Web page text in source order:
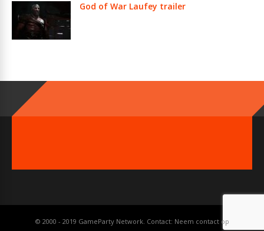
God of War Laufey trailer
© 2000 - 2019 GameParty Network. Contact: Neem contact op